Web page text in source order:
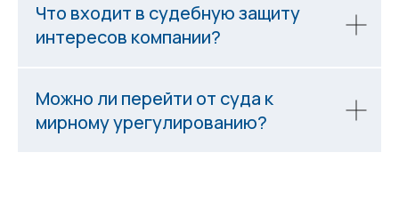
Что входит в судебную защиту
интересов компании?
Можно ли перейти от суда к
мирному урегулированию?